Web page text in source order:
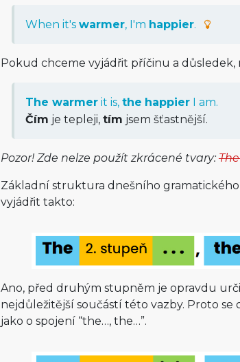
When it's warmer, I'm happier.
Pokud chceme vyjádřit příčinu a
The warmerit is, the happierI am.
Čím je tepleji, tím jsem šťastnější.
Pozor! Zde nelze použít zkrácené tvary:
Základní struktura dnešního
vyjádřit takto:
Ano, před druhým stupněm je opravdu
nejdůležitější součástí této vazby. Proto se
jako o spojení “the…, the…”.